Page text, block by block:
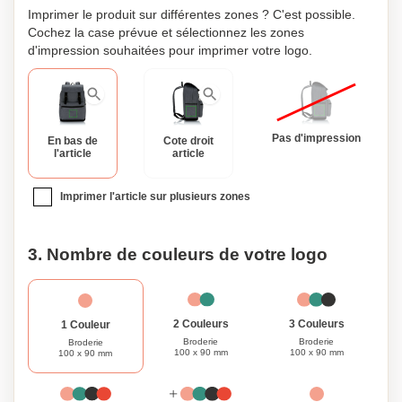
Imprimer le produit sur différentes zones ? C'est possible.
Cochez la case prévue et sélectionnez les zones
d'impression souhaitées pour imprimer votre logo.
En bas de
l'article
Cote droit
article
Pas d'impression
Imprimer l'article sur plusieurs zones
3. Nombre de couleurs de votre logo
1 Couleur
Broderie
100 x 90 mm
2 Couleurs
Broderie
100 x 90 mm
3 Couleurs
Broderie
100 x 90 mm